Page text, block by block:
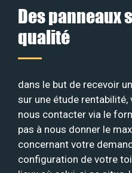
Des panneaux
qualité
dans le but de recevoir
sur une étude
nous contacter via le
pas à nous donner le
concernant votre
configuration de votre